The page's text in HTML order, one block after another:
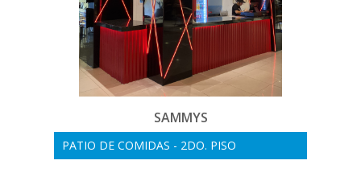
SAMMYS
PATIO DE COMIDAS - 2DO. PISO